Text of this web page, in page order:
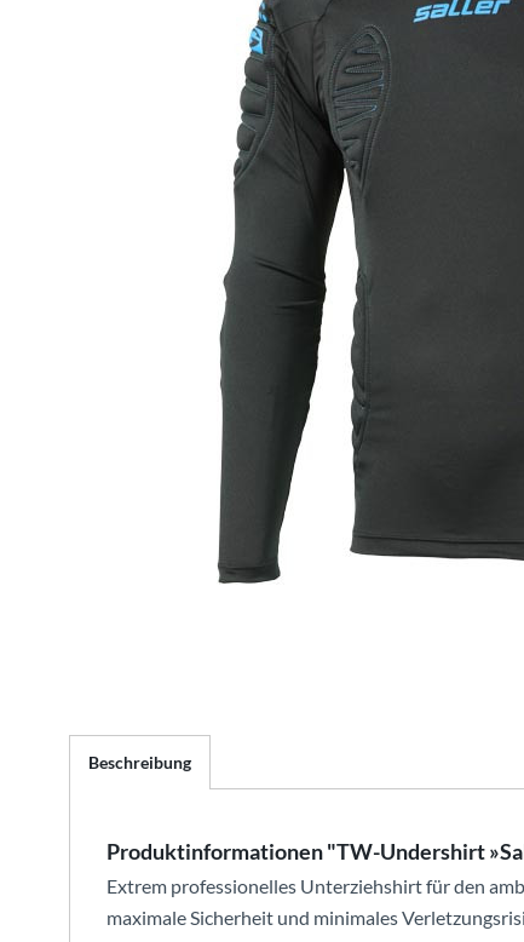
Beschreibung
Produktinformationen "TW-Undershirt
Extrem professionelles Unterziehshirt für den
maximale Sicherheit und minimales